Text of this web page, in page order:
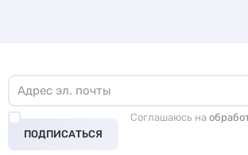
ПОДПИСАТЬСЯ
Соглашаюсь на